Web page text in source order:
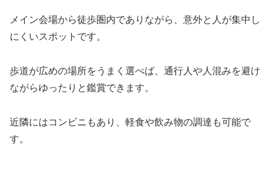
メイン会場から徒歩圏内でありながら、意外と人が集中し
にくいスポットです。
歩道が広めの場所をうまく選べば、通行人や人混みを避け
ながらゆったりと鑑賞できます。
近隣にはコンビニもあり、軽食や飲み物の調達も可能で
す。